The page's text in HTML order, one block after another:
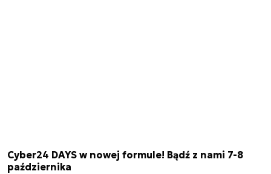
Cyber24 DAYS w nowej formule! Bądź z nami 7-8
października